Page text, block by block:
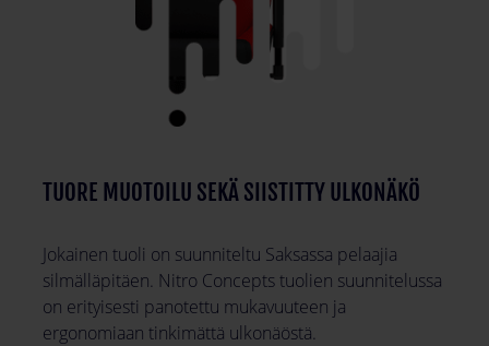
TUORE MUOTOILU SEKÄ SIISTITTY ULKONÄKÖ
Jokainen tuoli on suunniteltu Saksassa pelaajia
silmälläpitäen. Nitro Concepts tuolien suunnitelussa
on erityisesti panotettu mukavuuteen ja
ergonomiaan tinkimättä ulkonäöstä.